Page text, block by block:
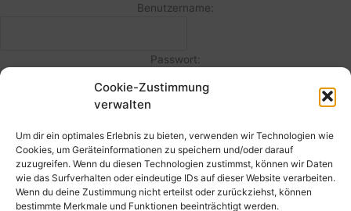
Cookie-Zustimmung
verwalten
Um dir ein optimales Erlebnis zu bieten, verwenden wir Technologien wie
Cookies, um Geräteinformationen zu speichern und/oder darauf
zuzugreifen. Wenn du diesen Technologien zustimmst, können wir Daten
wie das Surfverhalten oder eindeutige IDs auf dieser Website verarbeiten.
Wenn du deine Zustimmung nicht erteilst oder zurückziehst, können
bestimmte Merkmale und Funktionen beeinträchtigt werden.
Benutzername:
Passwort:
Angemeldet bleiben
Passwort vergessen?
Die Registrierung auf unserer Seite ist nur noch nach persönlichem